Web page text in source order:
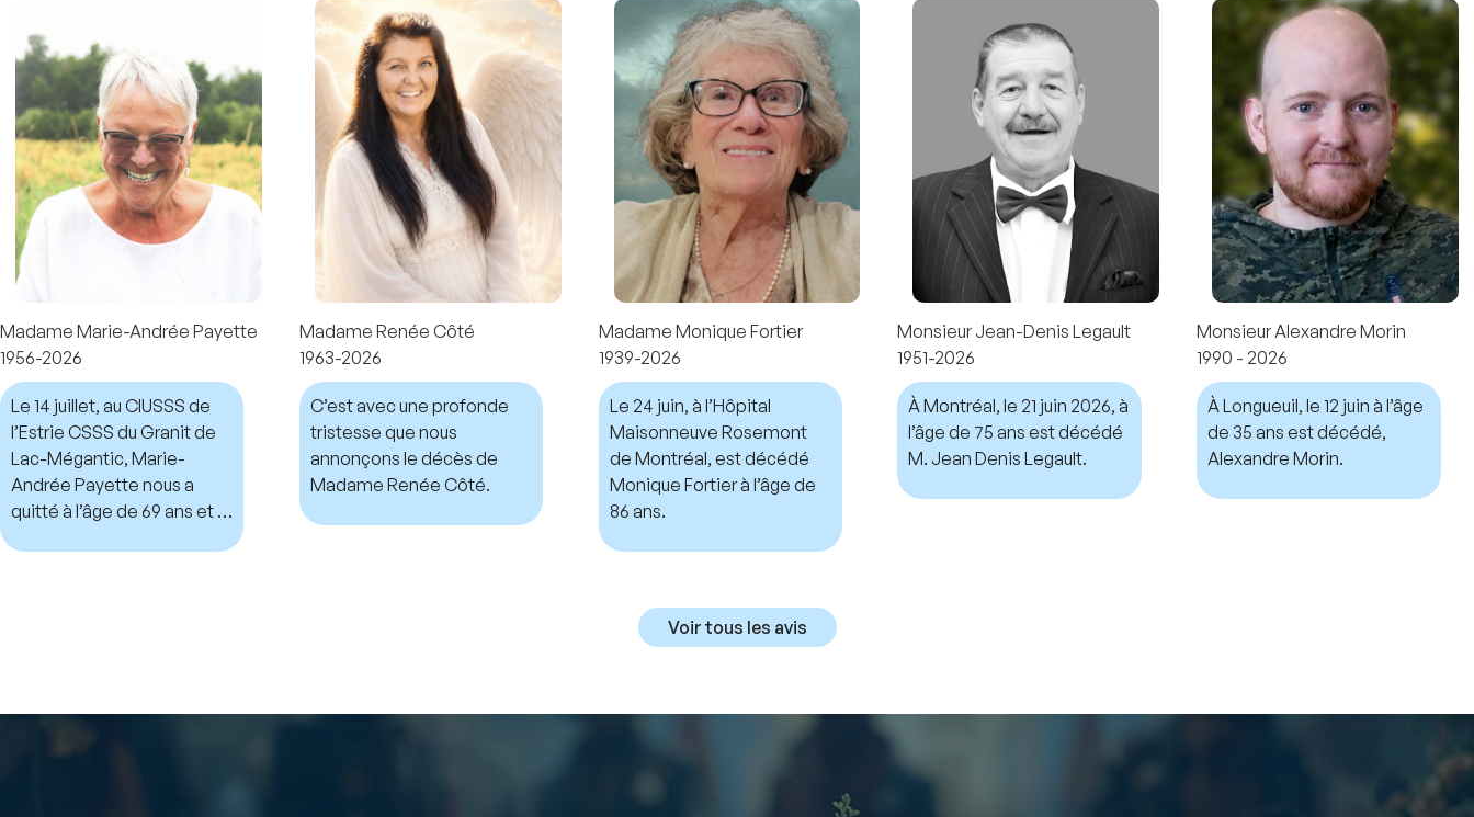
Madame Marie-Andrée Payette
1956-2026
Le 14 juillet, au CIUSSS de
l’Estrie CSSS du Granit de
Lac-Mégantic, Marie-
Andrée Payette nous a
quitté à l’âge de 69 ans et 7
Madame Renée Côté
1963-2026
C’est avec une profonde
tristesse que nous
annonçons le décès de
Madame Renée Côté.
Madame Monique Fortier
1939-2026
Le 24 juin, à l’Hôpital
Maisonneuve Rosemont
de Montréal, est décédé
Monique Fortier à l’âge de
86 ans.
Monsieur Jean-Denis Legault
1951-2026
À Montréal, le 21 juin 2026, à
l’âge de 75 ans est décédé
M. Jean Denis Legault.
Monsieur Alexandre Morin
1990 - 2026
À Longueuil, le 12 juin à l’âge
de 35 ans est décédé,
Alexandre Morin.
Voir tous les avis